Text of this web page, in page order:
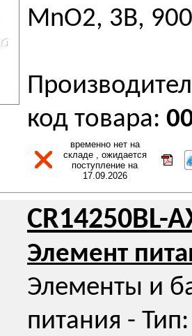
MnO2, 3В,
код товара:
временно нет на
складе , ожидается
поступление на
17.09.2026
CR14250BL-
Элемент
Элементы и
питания -